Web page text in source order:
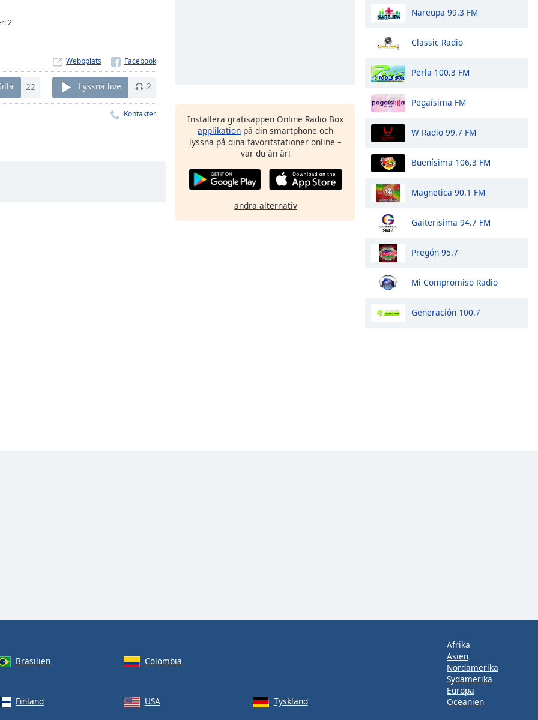
:2
Webbplats
22 Lyssna live 2
Kontakter
Installera gratisappen Online Radio Box
applikation på din smartphone och
lyssna på dina favoritstationer online –
var du än är!
andra alternativ
Nareupa 99.3 FM
Classic Radio
Perla 100.3 FM
Pegaísima FM
W Radio 99.7 FM
Buenísima 106.3 FM
Magnetica 90.1 FM
Gaiterisima 94.7 FM
Pregón 95.7
Mi Compromiso Radio
Generación 100.7
Brasilien Colombia
Finland USA Tyskland
Afrika
Asien
Nordamerika
Sydamerika
Europa
Oceanien